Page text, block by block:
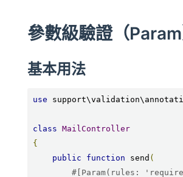
參數級驗證（Param
基本用法
use
class MailController
{
public
function send (
#[Param(rules: